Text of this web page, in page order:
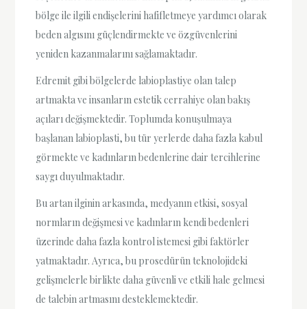
bölge ile ilgili endişelerini hafifletmeye yardımcı olarak
beden algısını güçlendirmekte ve özgüvenlerini
yeniden kazanmalarını sağlamaktadır.
Edremit gibi bölgelerde labioplastiye olan talep
artmakta ve insanların estetik cerrahiye olan bakış
açıları değişmektedir. Toplumda konuşulmaya
başlanan labioplasti, bu tür yerlerde daha fazla kabul
görmekte ve kadınların bedenlerine dair tercihlerine
saygı duyulmaktadır.
Bu artan ilginin arkasında, medyanın etkisi, sosyal
normların değişmesi ve kadınların kendi bedenleri
üzerinde daha fazla kontrol istemesi gibi faktörler
yatmaktadır. Ayrıca, bu prosedürün teknolojideki
gelişmelerle birlikte daha güvenli ve etkili hale gelmesi
de talebin artmasını desteklemektedir.